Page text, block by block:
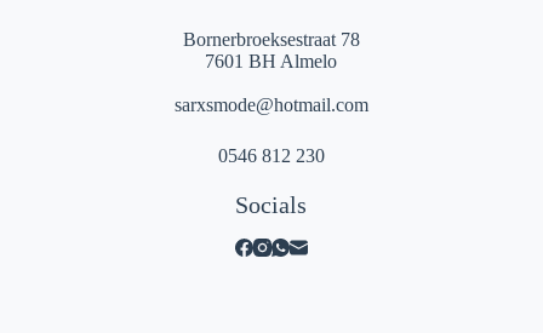
Bornerbroeksestraat 78
7601 BH Almelo
sarxsmode@hotmail.com
0546 812 230
Socials